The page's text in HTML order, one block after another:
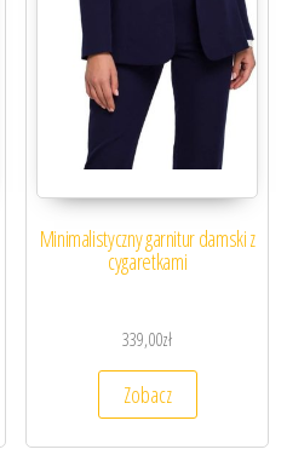
Minimalistyczny garnitur damski z
cygaretkami
339,00zł
Zobacz